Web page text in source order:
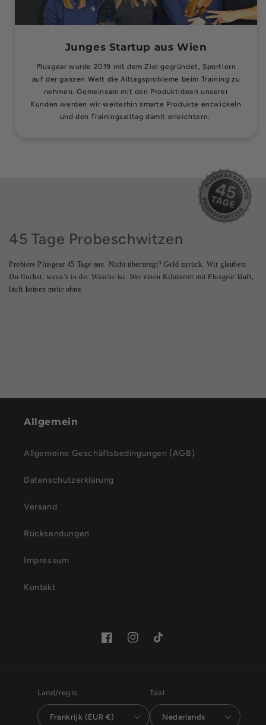
Junges Startup aus Wien
Plusgear wurde 2019 mit dem Ziel gegründet, Sportlern
auf der ganzen Welt die Alltagsprobleme beim Training zu
nehmen. Gemeinsam mit den Produktideen unserer
Kunden werden wir weiterhin smarte Produkte entwickeln
und den Trainingsalltag damit erleichtern.
45 Tage Probeschwitzen
Probiere Plusgear 45 Tage aus. Nicht überzeugt? Geld zurück. Wir glauben:
Du fluchst, wenn’s in der Wäsche ist. Wer einen Kilometer mit Plusgear läuft,
läuft keinen mehr ohne.
Allgemein
Allgemeine Geschäftsbedingungen (AGB)
Datenschutzerklärung
Versand
Rücksendungen
Impressum
Kontakt
FacebookInstagramTikTok
Land/regio
Frankrijk (EUR €)
Taal
Nederlands